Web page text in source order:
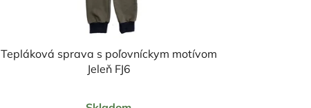
Tepláková sprava s poľovníckym motívom
Jeleň FJ6